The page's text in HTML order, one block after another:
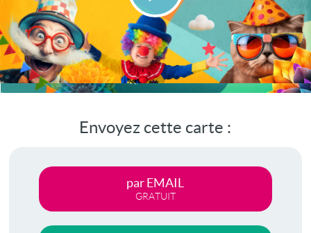
Lire
la
vidéo
Envoyez cette carte :
par EMAIL
GRATUIT